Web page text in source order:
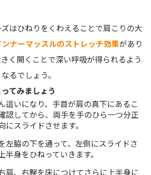
はひねりをくわえることで肩こりの大
ンナーマッスルのストレッチ効果があり
く開くことで深い呼吸が得られるよう
るでしょう。
てみましょう
這いになり、手首が肩の真下にあるこ
認してから、両手を手のひら一つ分正
にスライドさせます。
左脇の下を通って、左側にスライドさ
半身をひねっていきます。
肩、右腕を床につけてさらに上半身に